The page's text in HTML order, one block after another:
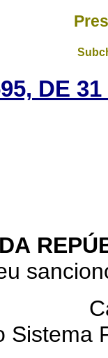
DE
Sistema